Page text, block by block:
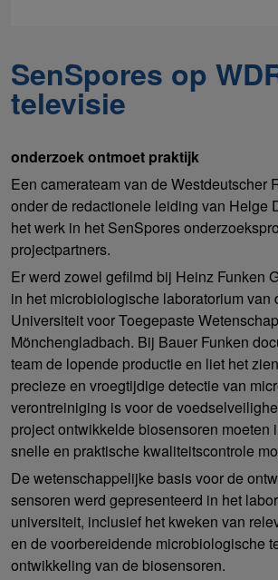
SenSpores op
televisie
onderzoek ontmoet praktijk
Een camerateam van de Westdeutscher
onder de redactionele leiding van Helge
het werk in het SenSpores
projectpartners.
Er werd zowel gefilmd bij Heinz Funken
in het microbiologische laboratorium van
Universiteit voor Toegepaste
Mönchengladbach. Bij Bauer Funken
team de lopende productie en liet het
precieze en vroegtijdige detectie van
verontreiniging is voor de
project ontwikkelde biosensoren moeten
snelle en praktische kwaliteitscontrole
De wetenschappelijke basis voor de
sensoren werd gepresenteerd in het
universiteit, inclusief het kweken van
en de voorbereidende microbiologische
ontwikkeling van de biosensoren.